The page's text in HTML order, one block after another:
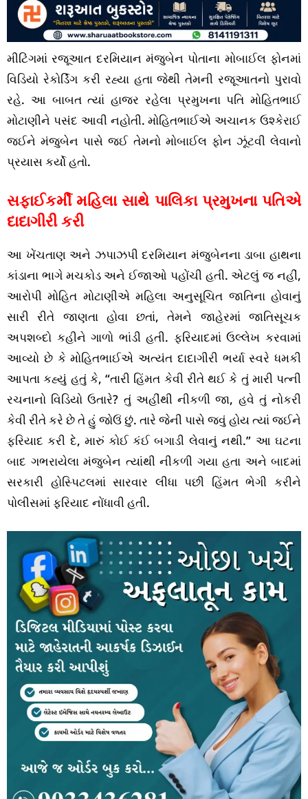
મીટિંગમાં રજૂઆત દરમિયાન મંજુબેન પોતાના મોબાઈલ ફોનમાં
વિડિયો રેકોર્ડિંગ કરી રહ્યા હતા જેથી તેમની રજૂઆતનો પુરાવો
રહે. આ બાબત ત્યાં હાજર રહેલા પ્રમુખના પતિ મોહિતભાઈ
મોટાણીને પસંદ આવી નહોતી. મોહિતભાઈએ અચાનક ઉશ્કેરાઈ
જઈને મંજુબેન પાસે જઈ તેમનો મોબાઈલ ફોન ઝૂંટવી લેવાનો
પ્રયાસ કર્યો હતો.
સફાઈકર્મી મહિલા સાથે પાલિકા પ્રમુખના પતિએ
દાદાગીરી કરી
આ ખેંચતાણ અને ઝપાઝપી દરમિયાન મંજુબેનના ડાબા હાથના
કાંડાના ભાગે મચકોડ અને ઈજાઓ પહોંચી હતી. એટલું જ નહીં,
આરોપી મોહિત મોટાણીએ મહિલા અનુસૂચિત જાતિના હોવાનું
સારી રીતે જાણતા હોવા છતાં, તેમને જાહેરમાં જાતિસૂચક
અપશબ્દો કહીને ગાળો ભાંડી હતી. ફરિયાદમાં ઉલ્લેખ કરવામાં
આવ્યો છે કે મોહિતભાઈએ અત્યંત દાદાગીરી ભર્યા સ્વરે ધમકી
આપતા કહ્યું હતું કે, “તારી હિંમત કેવી રીતે થઈ કે તું મારી પત્ની
રચનાનો વિડિયો ઉતારે? તું અહીંથી નીકળી જા, હવે તું નોકરી
કેવી રીતે કરે છે તે હું જોઉં છું. તારે જેની પાસે જવું હોય ત્યાં જઈને
ફરિયાદ કરી દે, મારું કોઈ કંઈ બગાડી લેવાનું નથી.” આ ઘટના
બાદ ગભરાયેલા મંજુબેન ત્યાંથી નીકળી ગયા હતા અને બાદમાં
સરકારી હોસ્પિટલમાં સારવાર લીધા પછી હિંમત ભેગી કરીને
પોલીસમાં ફરિયાદ નોંધાવી હતી.